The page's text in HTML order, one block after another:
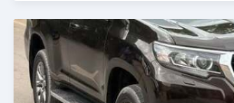
Publié il y a 5 mois